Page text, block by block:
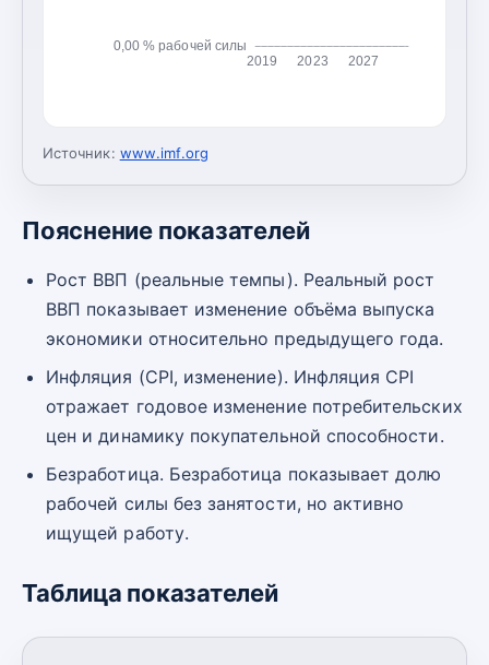
0,00 % рабочей силы
2019 2023 2027
Источник: www.imf.org
Пояснение показателей
Рост ВВП (реальные темпы). Реальный рост
ВВП показывает изменение объёма выпуска
экономики относительно предыдущего года.
Инфляция (CPI, изменение). Инфляция CPI
отражает годовое изменение потребительских
цен и динамику покупательной способности.
Безработица. Безработица показывает долю
рабочей силы без занятости, но активно
ищущей работу.
Таблица показателей